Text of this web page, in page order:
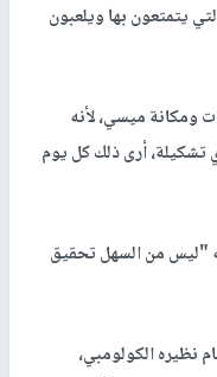
يتمتعون بها ويلعبون
ومكانة ميسي، لأنه
تشكيلة، أرى ذلك كل يوم
"ليس من السهل تحقيق
نظيره الكولومبي،